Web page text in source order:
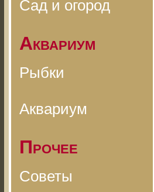
Сад и огород
Аквариум
Рыбки
Аквариум
Прочее
Советы